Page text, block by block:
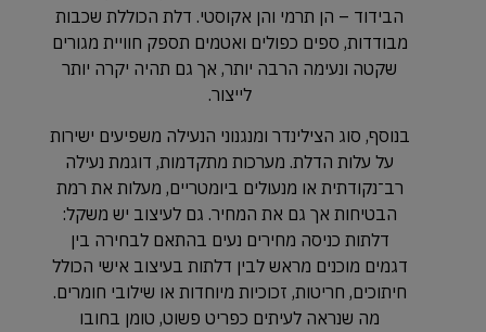
הבידוד – הן תרמי והן אקוסטי. דלת הכוללת שכבות
מבודדות, ספים כפולים ואטמים תספק חוויית מגורים
שקטה ונעימה הרבה יותר, אך גם תהיה יקרה יותר
לייצור.
בנוסף, סוג הצילינדר ומנגנוני הנעילה משפיעים ישירות
על עלות הדלת. מערכות מתקדמות, דוגמת נעילה
רב־נקודתית או מנעולים ביומטריים, מעלות את רמת
הבטיחות אך גם את המחיר. גם לעיצוב יש משקל:
דלתות כניסה מחירים נעים בהתאם לבחירה בין
דגמים מוכנים מראש לבין דלתות בעיצוב אישי הכולל
חיתוכים, חריטות, זכוכיות מיוחדות או שילובי חומרים.
מה שנראה לעיתים כפריט פשוט, טומן בחובו